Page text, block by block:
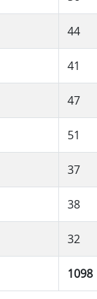
44
41
47
51
37
38
32
1098